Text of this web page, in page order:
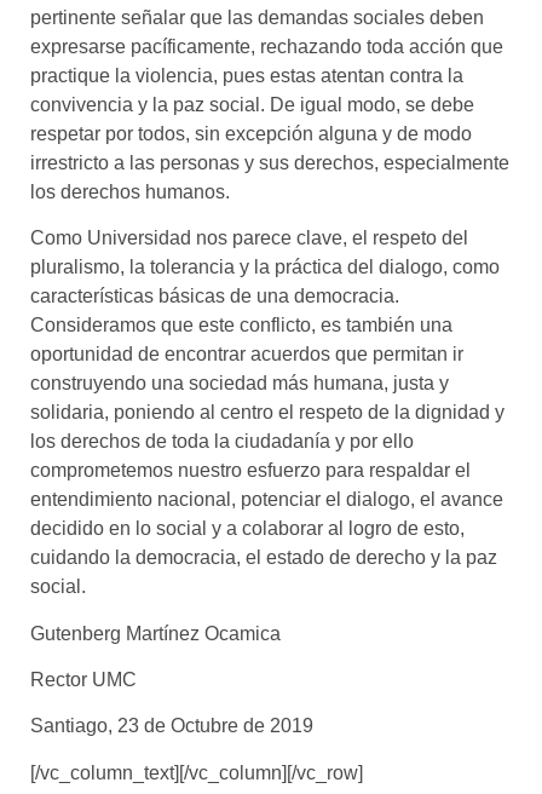
pertinente señalar que las demandas sociales deben
expresarse pacíficamente, rechazando toda acción que
practique la violencia, pues estas atentan contra la
convivencia y la paz social. De igual modo, se debe
respetar por todos, sin excepción alguna y de modo
irrestricto a las personas y sus derechos, especialmente
los derechos humanos.
Como Universidad nos parece clave, el respeto del
pluralismo, la tolerancia y la práctica del dialogo, como
características básicas de una democracia.
Consideramos que este conflicto, es también una
oportunidad de encontrar acuerdos que permitan ir
construyendo una sociedad más humana, justa y
solidaria, poniendo al centro el respeto de la dignidad y
los derechos de toda la ciudadanía y por ello
comprometemos nuestro esfuerzo para respaldar el
entendimiento nacional, potenciar el dialogo, el avance
decidido en lo social y a colaborar al logro de esto,
cuidando la democracia, el estado de derecho y la paz
social.
Gutenberg Martínez Ocamica
Rector UMC
Santiago, 23 de Octubre de 2019
[/vc_column_text][/vc_column][/vc_row]